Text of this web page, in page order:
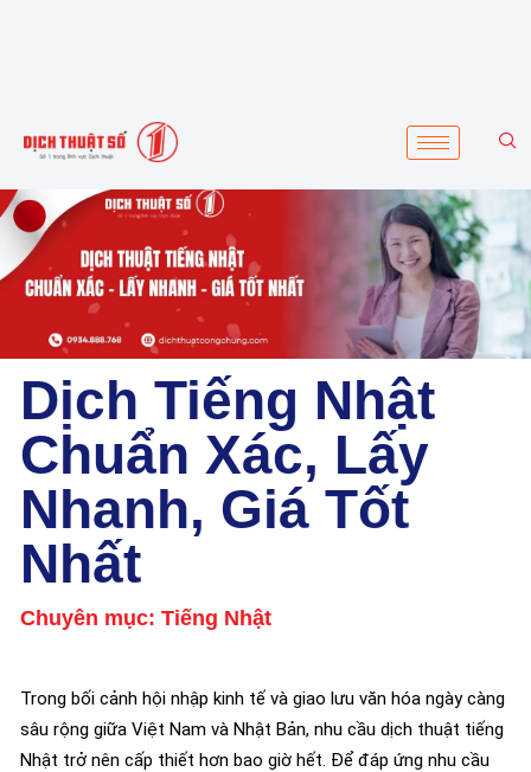
Dịch Tiếng Nhật
Chuẩn Xác, Lấy
Nhanh, Giá Tốt
Nhất
Chuyên mục: Tiếng Nhật
Trong bối cảnh hội nhập kinh tế và giao lưu văn hóa ngày càng
sâu rộng giữa Việt Nam và Nhật Bản, nhu cầu dịch thuật tiếng
Nhật trở nên cấp thiết hơn bao giờ hết. Để đáp ứng nhu cầu